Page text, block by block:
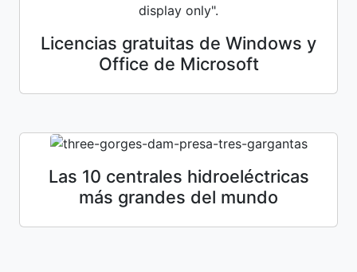
Licencias gratuitas de Windows y
Office de Microsoft
Las 10 centrales hidroeléctricas
más grandes del mundo